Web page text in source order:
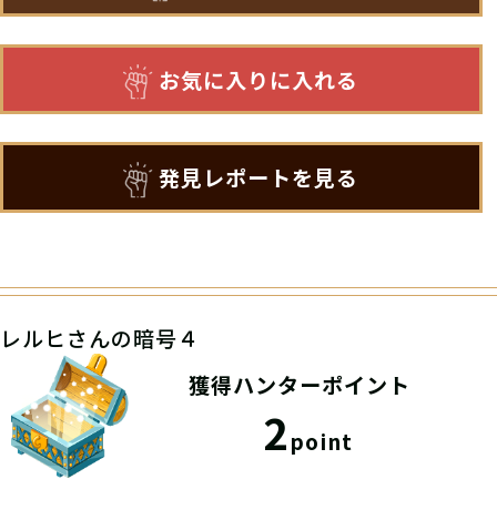
お気に入りに入れる
発見レポートを見る
レルヒさんの暗号４
獲得ハンターポイント
2point